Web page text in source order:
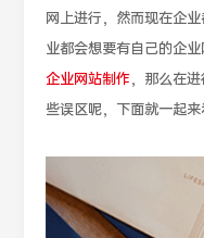
网上进行，然而现在企
业都会想要有自己的企
企业网站制作，那么在
些误区呢，下面就一起来